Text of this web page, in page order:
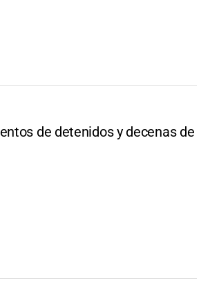
de detenidos y decenas de